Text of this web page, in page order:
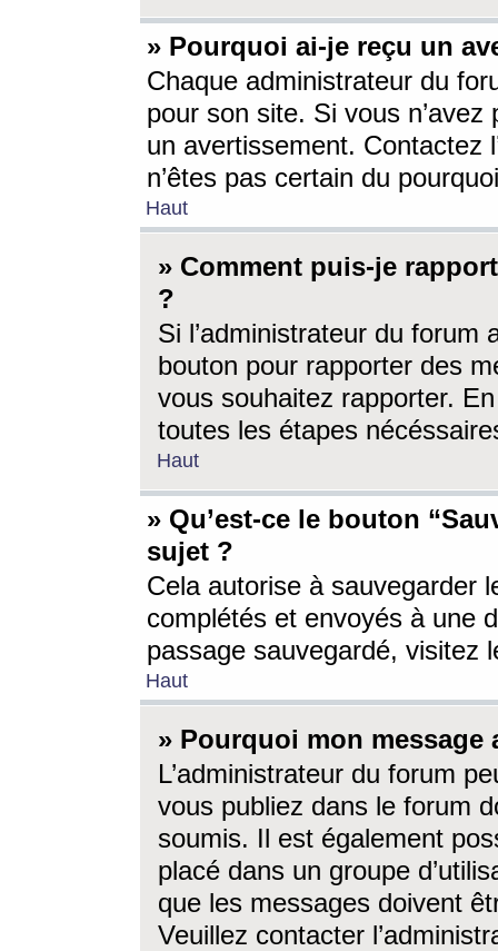
» Pourquoi ai-je reçu un
Chaque administrateur du
pour son site. Si vous
un avertissement. Contactez
n’êtes pas certain du
Haut
» Comment puis-je
?
Si l’administrateur du forum
bouton pour rapporter des
vous souhaitez rapporter.
toutes les étapes
Haut
» Qu’est-ce le bouton
sujet ?
Cela autorise à sauvegarder
complétés et envoyés à une
passage sauvegardé, visitez
Haut
» Pourquoi mon message
L’administrateur du forum
vous publiez dans le forum
soumis. Il est également
placé dans un groupe
que les messages doivent
Veuillez contacter